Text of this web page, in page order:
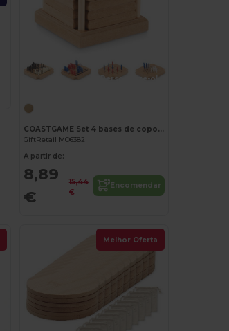
Personalize-o!
COASTGAME Set 4 bases de copo em cortiça
GiftRetail MO6382
A partir de:
8,89
€
15,44
€
Encomendar
Melhor Oferta